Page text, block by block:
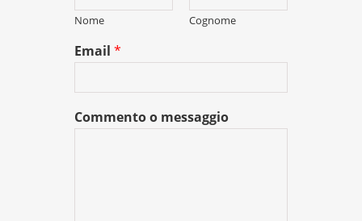
Nome Cognome
Email*
Commento o messaggio